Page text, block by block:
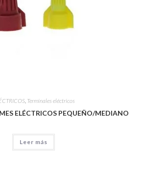
, Terminales eléctricos
ELÉCTRICOS PEQUEÑO/MEDIANO
Leer más